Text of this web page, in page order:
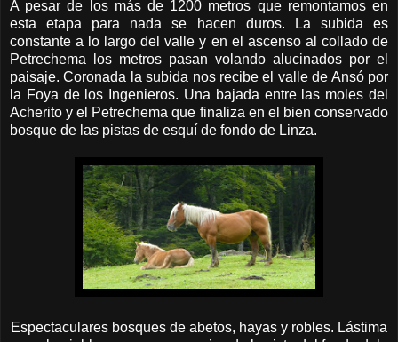
A pesar de los más de 1200 metros que remontamos en
esta etapa para nada se hacen duros. La subida es
constante a lo largo del valle y en el ascenso al collado de
Petrechema los metros pasan volando alucinados por el
paisaje. Coronada la subida nos recibe el valle de Ansó por
la Foya de los Ingenieros. Una bajada entre las moles del
Acherito y el Petrechema que finaliza en el bien conservado
bosque de las pistas de esquí de fondo de Linza.
Espectaculares bosques de abetos, hayas y robles. Lástima